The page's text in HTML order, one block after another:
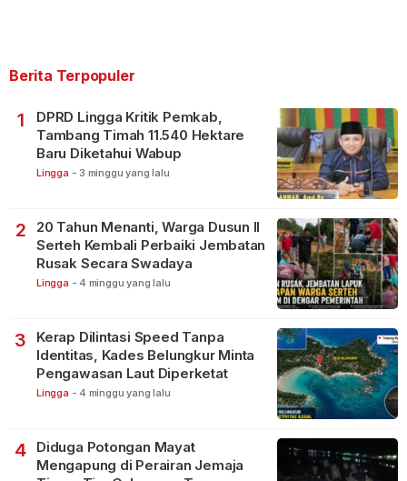
Berita Terpopuler
1
DPRD Lingga Kritik Pemkab,
Tambang Timah 11.540 Hektare
Baru Diketahui Wabup
Lingga - 3 minggu yang lalu
2
20 Tahun Menanti, Warga Dusun II
Serteh Kembali Perbaiki Jembatan
Rusak Secara Swadaya
Lingga - 4 minggu yang lalu
3
Kerap Dilintasi Speed Tanpa
Identitas, Kades Belungkur Minta
Pengawasan Laut Diperketat
Lingga - 4 minggu yang lalu
4
Diduga Potongan Mayat
Mengapung di Perairan Jemaja